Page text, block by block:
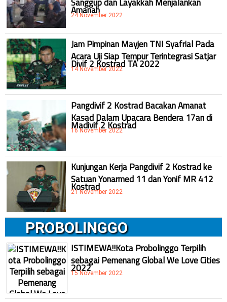
Amanah
24 November 2022
Jam Pimpinan Mayjen TNI Syafrial Pada
Acara Uji Siap Tempur Terintegrasi Satjar
Divif 2 Kostrad TA 2022
14 November 2022
Pangdivif 2 Kostrad Bacakan Amanat
Kasad Dalam Upacara Bendera 17an di
Madivif 2 Kostrad
16 November 2022
Kunjungan Kerja Pangdivif 2 Kostrad ke
Satuan Yonarmed 11 dan Yonif MR 412
Kostrad
21 November 2022
PROBOLINGGO
ISTIMEWA!!Kota Probolinggo Terpilih
sebagai Pemenang Global We Love Cities
2022
15 November 2022